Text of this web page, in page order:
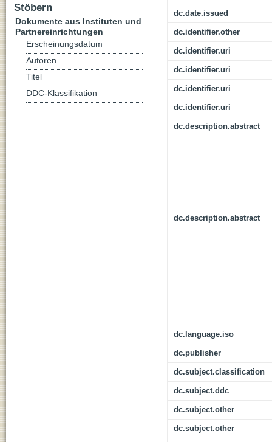
dc.date.issued
dc.identifier.other
dc.identifier.uri
dc.identifier.uri
dc.identifier.uri
dc.identifier.uri
dc.description.abstract
dc.description.abstract
dc.language.iso
dc.publisher
dc.subject.classification
dc.subject.ddc
dc.subject.other
dc.subject.other
Stöbern
Dokumente aus Instituten und
Partnereinrichtungen
Erscheinungsdatum
Autoren
Titel
DDC-Klassifikation